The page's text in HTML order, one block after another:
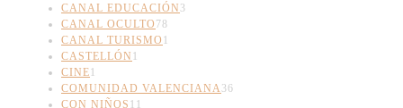
CANAL EDUCACIÓN 3
CANAL OCULTO 78
CANAL TURISMO 1
CASTELLÓN 1
CINE1
COMUNIDAD VALENCIANA36
CON NIÑOS 11